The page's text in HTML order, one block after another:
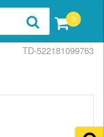
0
TD-522181099763